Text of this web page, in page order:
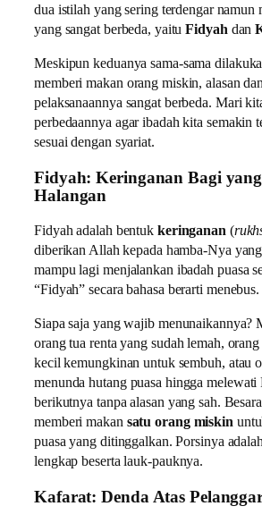
dua istilah yang sering terdengar
yang sangat berbeda, yaituFidyahdan
Meskipun keduanya sama-sama
memberi makan orang miskin, alasan
pelaksanaannya sangat berbeda. Mari
perbedaannya agar ibadah kita semakin
sesuai dengan syariat.
Fidyah: Keringanan Bagi
Halangan
Fidyah adalah bentuk keringanan(
diberikan Allah kepada hamba-Nya
mampu lagi menjalankan ibadah puasa
“Fidyah” secara bahasa berarti menebus.
Siapa saja yang wajib menunaikannya?
orang tua renta yang sudah lemah,
kecil kemungkinan untuk sembuh, atau
menunda hutang puasa hingga melewati
berikutnya tanpa alasan yang sah.
memberi makan satu orang miskin
puasa yang ditinggalkan. Porsinya
lengkap beserta lauk-pauknya.
Kafarat: Denda Atas